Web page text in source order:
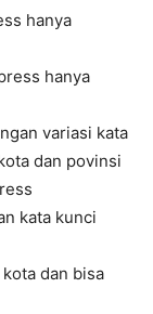
hanya
hanya
variasi kata
dan povinsi
kata kunci
dan bisa